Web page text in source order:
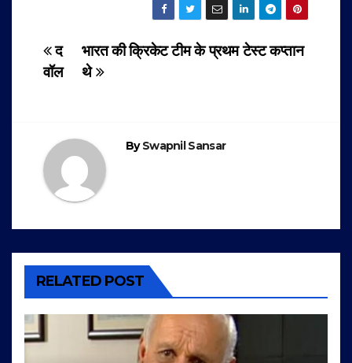
Post
navigation
भारत की क्रिकेट टीम के प्रथम टेस्ट कप्तान
थे
द
वॉल
BySwapnil Sansar
RELATED POST